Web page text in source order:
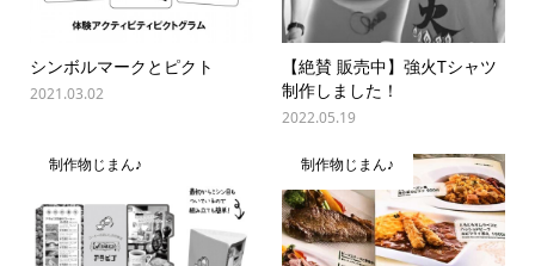
シンボルマークとピクト
2021.03.02
【絶賛 販売中】強火Tシャツ
制作しました！
2022.05.19
制作物じまん♪ 制作物じまん♪